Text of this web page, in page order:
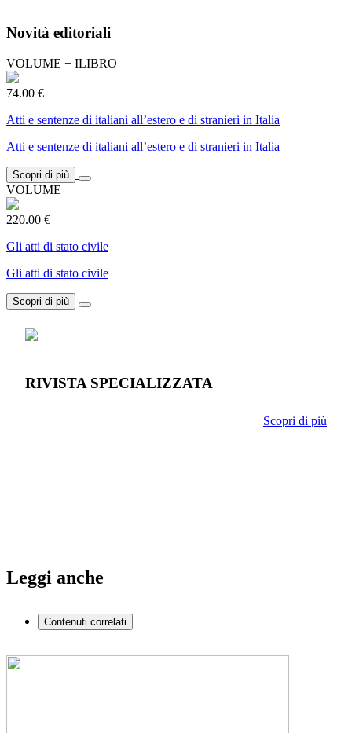
Novità editoriali
VOLUME + ILIBRO
74.00 €
Atti e sentenze di italiani all’estero e di stranieri in Italia
Atti e sentenze di italiani all’estero e di stranieri in Italia
Scopri di più
VOLUME
220.00 €
Gli atti di stato civile
Gli atti di stato civile
Scopri di più
RIVISTA SPECIALIZZATA
Scopri di più
Leggi anche
Contenuti correlati